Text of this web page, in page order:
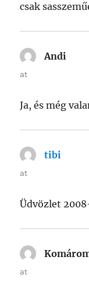
csak
Andi
at
Ja, és még
tibi
at
Üdvözlet
at